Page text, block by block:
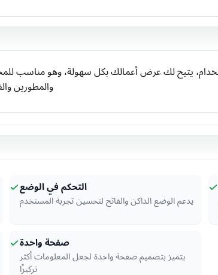
والمطورين
التحكم في الوضع
يدعم الوضع الداكن والفاتح لتحسين تجربة المستخدم
صفحة واحدة
يتميز بتصميم صفحة واحدة لجعل المعلومات أكثر
تركيزًا